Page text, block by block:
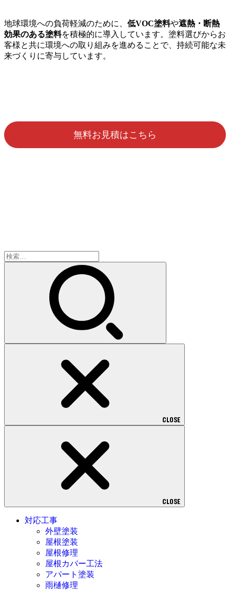
地球環境への負荷軽減のために、 低VOC塗料や遮熱・断熱
効果のある塗料を積極的に導入しています。塗料選びからお
客様と共に環境への取り組みを進めることで、持続可能な未
来づくりに寄与しています。
無料お見積はこちら
検
索:
CLOSE
CLOSE
対応工事
外壁塗装
屋根塗装
屋根修理
屋根カバー工法
アパート塗装
雨樋修理